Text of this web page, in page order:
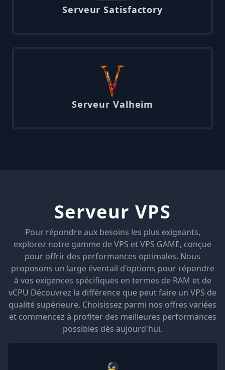
Serveur Satisfactory
Serveur Valheim
Serveur VPS
Pour répondre aux besoins les plus exigeants,
explorez notre gamme de VPS et VPS GAME, conçue
pour offrir des performances optimales. Nous
proposons un large éventail d'options pour répondre
à vos exigences spécifiques en termes de RAM et de
vCPU Découvrez la différence que peut faire un VPS de
qualité supérieure. Choisissez parmi nos offres variées
et commencez à profiter des meilleures performances
possibles dès aujourd'hui.